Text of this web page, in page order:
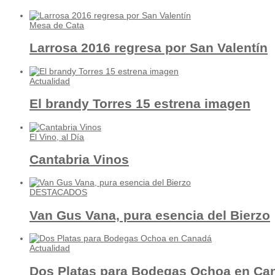
Mesa de Cata
Larrosa 2016 regresa por San Valentín
Actualidad
El brandy Torres 15 estrena imagen
El Vino, al Día
Cantabria Vinos
DESTACADOS
Van Gus Vana, pura esencia del Bierzo
Actualidad
Dos Platas para Bodegas Ochoa en